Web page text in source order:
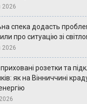
2026
спека додасть
про ситуацію зі
2026
розетки та
як на Вінниччині